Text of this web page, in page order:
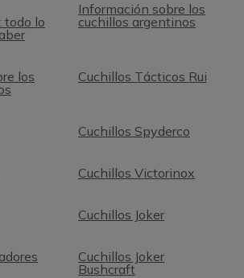
todo lo
Información sobre los
cuchillos argentinos
los
Cuchillos Tácticos Rui
Cuchillos Spyderco
Cuchillos Victorinox
Cuchillos Joker
Cuchillos Joker
Bushcraft